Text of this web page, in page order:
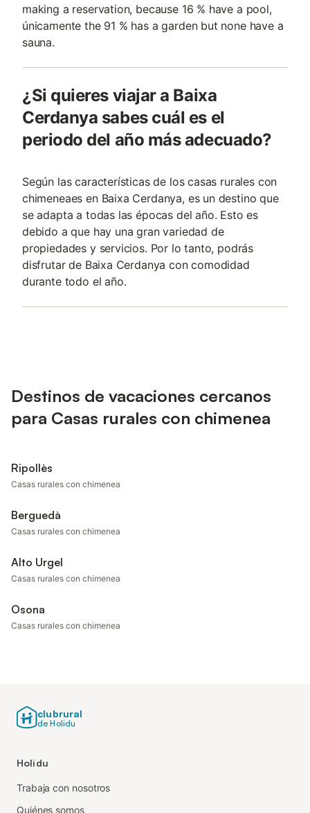
making a reservation, because 16 % have a pool,
únicamente the 91 % has a garden but none have a
sauna.
¿Si quieres viajar a Baixa
Cerdanya sabes cuál es el
periodo del año más adecuado?
Según las características de los casas rurales con
chimeneaes en Baixa Cerdanya, es un destino que
se adapta a todas las épocas del año. Esto es
debido a que hay una gran variedad de
propiedades y servicios. Por lo tanto, podrás
disfrutar de Baixa Cerdanya con comodidad
durante todo el año.
Destinos de vacaciones cercanos
para Casas rurales con chimenea
Ripollès
Casas rurales con chimenea
Berguedà
Casas rurales con chimenea
Alto Urgel
Casas rurales con chimenea
Osona
Casas rurales con chimenea
clubrural
de Holidu
Holidu
Trabaja con nosotros
Quiénes somos